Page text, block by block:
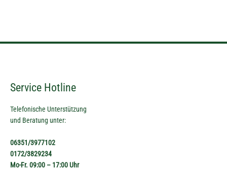
Service Hotline
Telefonische Unterstützung
und Beratung unter:
06351/3977102
0172/3829234
Mo-Fr. 09:00 – 17:00 Uhr